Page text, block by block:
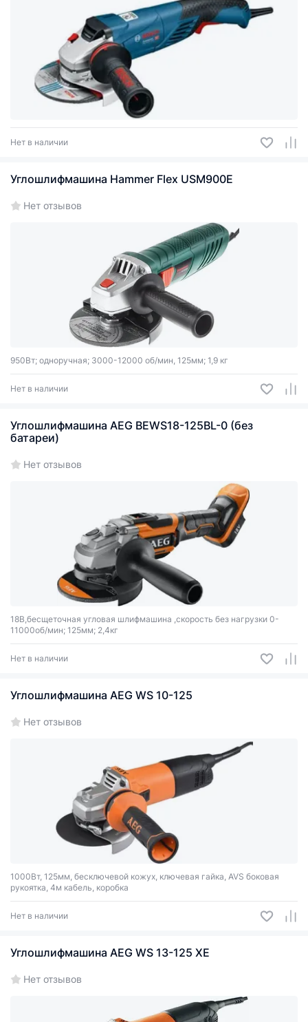
Нет в наличии
Углошлифмашина Hammer Flex USM900E
Нет отзывов
950Вт; одноручная; 3000-12000 об/мин, 125мм; 1,9 кг
Нет в наличии
Углошлифмашина AEG BEWS18-125BL-0 (без
батареи)
Нет отзывов
18В,бесщеточная угловая шлифмашина ,скорость без нагрузки 0-
11000об/мин; 125мм; 2,4кг
Нет в наличии
Углошлифмашина AEG WS 10-125
Нет отзывов
1000Вт, 125мм, бесключевой кожух, ключевая гайка, AVS боковая
рукоятка, 4м кабель, коробка
Нет в наличии
Углошлифмашина AEG WS 13-125 XE
Нет отзывов